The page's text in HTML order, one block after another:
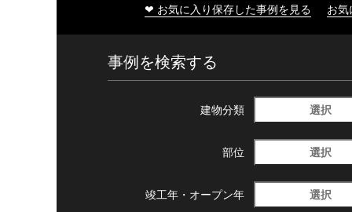
❤ お気に入り保存した事例を見る お
事例を検索する
建物分類 選択
部位 選択
竣工年・ オープン年 選択